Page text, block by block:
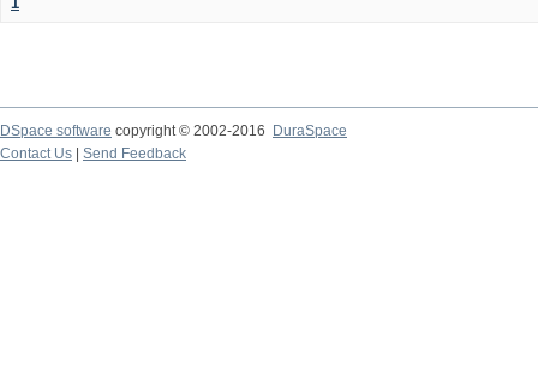
DSpace software copyright © 2002-2016
DuraSpace
Contact Us
Send Feedback